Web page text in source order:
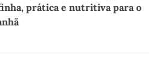
prática e nutritiva para o